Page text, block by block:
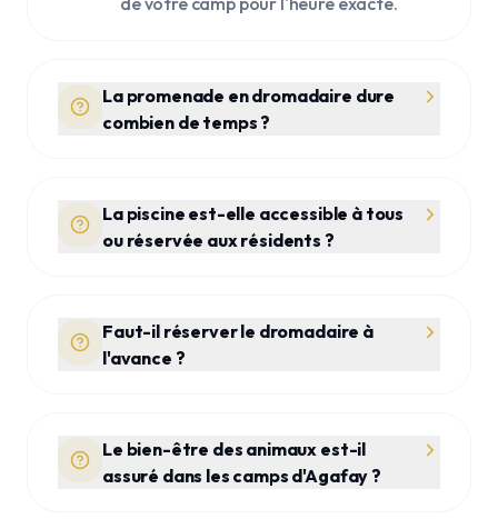
La promenade en dromadaire dure
combien de temps ?
La piscine est-elle accessible à tous
ou réservée aux résidents ?
Faut-il réserver le dromadaire à
l'avance ?
Le bien-être des animaux est-il
assuré dans les camps d'Agafay ?